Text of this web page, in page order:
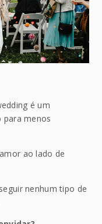
é um
menos
ao lado de
nenhum tipo de